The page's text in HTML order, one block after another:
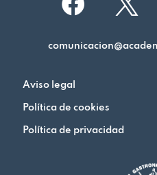
Aviso legal
Política de cookies
Política de privacidad